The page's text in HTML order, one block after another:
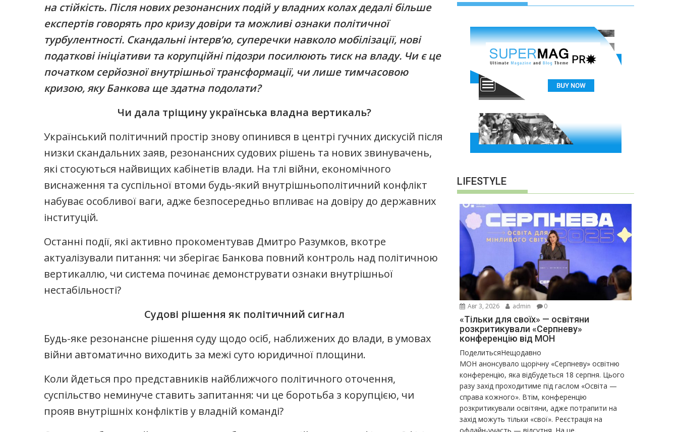
на стійкість. Після нових резонансних подій у владних колах дедалі більше
експертів говорять про кризу довіри та можливі ознаки політичної
турбулентності. Скандальні інтерв’ю, суперечки навколо мобілізації, нові
податкові ініціативи та корупційні підозри посилюють тиск на владу. Чи є це
початком серйозної внутрішньої трансформації, чи лише тимчасовою
кризою, яку Банкова ще здатна подолати?
Чи дала тріщину українська владна вертикаль?
Український політичний простір знову опинився в центрі гучних дискусій після
низки скандальних заяв, резонансних судових рішень та нових звинувачень,
які стосуються найвищих кабінетів влади. На тлі війни, економічного
виснаження та суспільної втоми будь-який внутрішньополітичний конфлікт
набуває особливої ваги, адже безпосередньо впливає на довіру до державних
інституцій.
Останні події, які активно прокоментував Дмитро Разумков, вкотре
актуалізували питання: чи зберігає Банкова повний контроль над політичною
вертикаллю, чи система починає демонструвати ознаки внутрішньої
нестабільності?
Судові рішення як політичний сигнал
Будь-яке резонансне рішення суду щодо осіб, наближених до влади, в умовах
війни автоматично виходить за межі суто юридичної площини.
Коли йдеться про представників найближчого політичного оточення,
суспільство неминуче ставить запитання: чи це боротьба з корупцією, чи
прояв внутрішніх конфліктів у владній команді?
LIFESTYLE
Авг 3, 2026 admin 0
«Тільки для своїх» — освітяни
розкритикували «Серпневу»
конференцію від МОН
ПоделитьсяНещодавно
МОН анонсувало щорічну «Серпневу» освітню
конференцію, яка відбудеться 18 серпня. Цього
разу захід проходитиме під гаслом «Освіта —
справа кожного». Втім, конференцію
розкритикували освітяни, адже потрапити на
захід можуть тільки «свої». Реєстрація на